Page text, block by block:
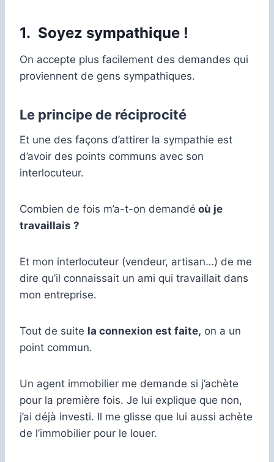
1. Soyez sympathique !
On accepte plus facilement des demandes qui
proviennent de gens sympathiques.
Le principe de réciprocité
Et une des façons d’attirer la sympathie est
d’avoir des points communs avec son
interlocuteur.
Combien de fois m’a-t-on demandé où je
travaillais ?
Et mon interlocuteur (vendeur, artisan…) de me
dire qu’il connaissait un ami qui travaillait dans
mon entreprise.
Tout de suite la connexion est faite, on a un
point commun.
Un agent immobilier me demande si j’achète
pour la première fois. Je lui explique que non,
j’ai déjà investi. Il me glisse que lui aussi achète
de l’immobilier pour le louer.